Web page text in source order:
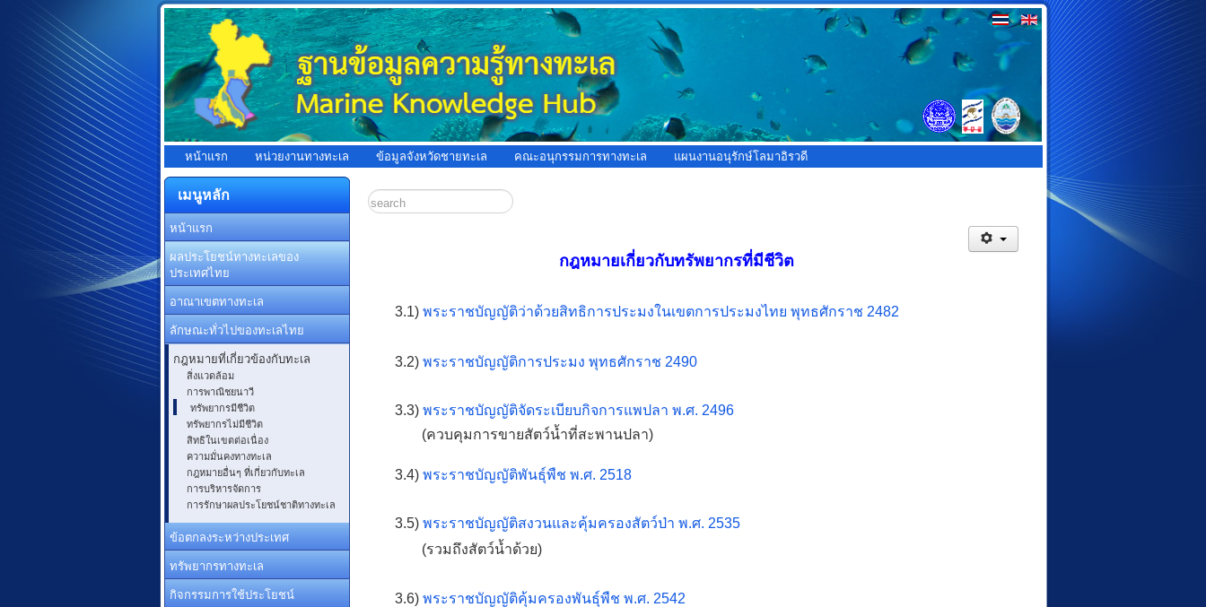
หน้าแรก หน่วยงานทางทะเล ข้อมูลจังหวัดชายทะเล คณะอนุกรรมการทางทะเล แผนงานอนุรักษ์โลมาอิรวดี
เมนูหลัก
หน้าแรก
ผลประโยชน์ทางทะเลของ
ประเทศไทย
อาณาเขตทางทะเล
ลักษณะทั่วไปของทะเลไทย
กฎหมายที่เกี่ยวข้องกับทะเล
สิ่งแวดล้อม
การพาณิชยนาวี
ทรัพยากรมีชีวิต
ทรัพยากรไม่มีชีวิต
สิทธิในเขตต่อเนื่อง
ความมั่นคงทางทะเล
กฎหมายอื่นๆ ที่เกี่ยวกับทะเล
การบริหารจัดการ
การรักษาผลประโยชน์ชาติทางทะเล
ข้อตกลงระหว่างประเทศ
ทรัพยากรทางทะเล
กิจกรรมการใช้ประโยชน์
กฎหมายเกี่ยวกับทรัพยากรที่มีชีวิต
3.1) พระราชบัญญัติว่าด้วยสิทธิการประมงในเขตการประมงไทย พุทธศักราช 2482
3.2) พระราชบัญญัติการประมง พุทธศักราช 2490
3.3) พระราชบัญญัติจัดระเบียบกิจการแพปลา พ.ศ. 2496
(ควบคุมการขายสัตว์น้ำที่สะพานปลา)
3.4) พระราชบัญญัติพันธุ์พืช พ.ศ. 2518
3.5) พระราชบัญญัติสงวนและคุ้มครองสัตว์ป่า พ.ศ. 2535
(รวมถึงสัตว์น้ำด้วย)
3.6) พระราชบัญญัติคุ้มครองพันธุ์พืช พ.ศ. 2542